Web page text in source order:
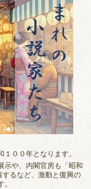
００年となります。
示や、内閣官房も「昭和
るなど、激動と復興の